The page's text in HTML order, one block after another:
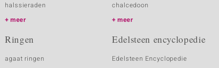
halssieraden
meer
chalcedoon
meer
Ringen
agaat ringen
Edelsteen encyclopedie
Edelsteen Encyclopedie